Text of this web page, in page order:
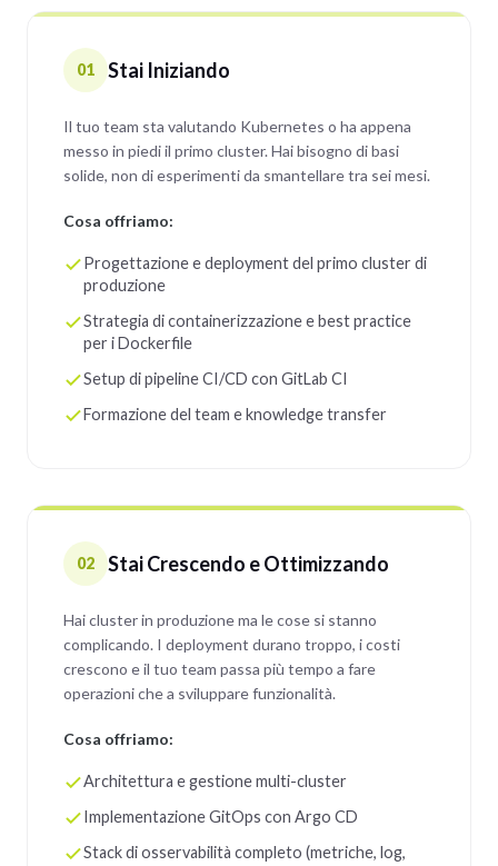
01 Stai Iniziando
Il tuo team sta valutando Kubernetes o ha appena
messo in piedi il primo cluster. Hai bisogno di basi
solide, non di esperimenti da smantellare tra sei mesi.
Cosa offriamo:
Progettazione e deployment del primo cluster di
produzione
Strategia di containerizzazione e best practice
per i Dockerfile
Setup di pipeline CI/CD con GitLab CI
Formazione del team e knowledge transfer
02 Stai Crescendo e Ottimizzando
Hai cluster in produzione ma le cose si stanno
complicando. I deployment durano troppo, i costi
crescono e il tuo team passa più tempo a fare
operazioni che a sviluppare funzionalità.
Cosa offriamo:
Architettura e gestione multi-cluster
Implementazione GitOps con Argo CD
Stack di osservabilità completo (metriche, log,